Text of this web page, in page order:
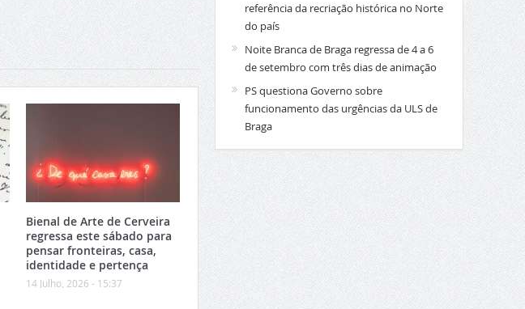
Bienal de Arte de Cerveira
regressa este sábado para
pensar fronteiras, casa,
identidade e pertença
14 Julho, 2026 - 15:37
referência da recriação histórica no Norte
do país
Noite Branca de Braga regressa de 4 a 6
de setembro com três dias de animação
PS questiona Governo sobre
funcionamento das urgências da ULS de
Braga